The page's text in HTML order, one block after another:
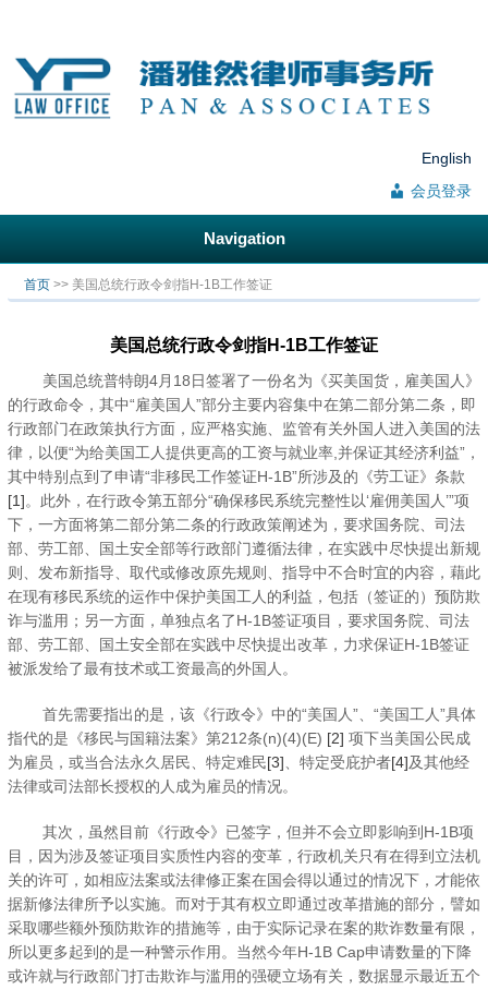
English
会员登录
Navigation
你在这里
首页 >> 美国总统行政令剑指H-1B工作签证
美国总统行政令剑指H-1B工作签证
美国总统普特朗4月18日签署了一份名为《买美国货，雇美国人》
的行政命令，其中“雇美国人”部分主要内容集中在第二部分第二条，即
行政部门在政策执行方面，应严格实施、监管有关外国人进入美国的法
律，以便“为给美国工人提供更高的工资与就业率,并保证其经济利益”，
其中特别点到了申请“非移民工作签证H-1B”所涉及的《劳工证》条款
[1]。此外，在行政令第五部分“确保移民系统完整性以‘雇佣美国人’”项
下，一方面将第二部分第二条的行政政策阐述为，要求国务院、司法
部、劳工部、国土安全部等行政部门遵循法律，在实践中尽快提出新规
则、发布新指导、取代或修改原先规则、指导中不合时宜的内容，藉此
在现有移民系统的运作中保护美国工人的利益，包括（签证的）预防欺
诈与滥用；另一方面，单独点名了H-1B签证项目，要求国务院、司法
部、劳工部、国土安全部在实践中尽快提出改革，力求保证H-1B签证
被派发给了最有技术或工资最高的外国人。
首先需要指出的是，该《行政令》中的“美国人”、“美国工人”具体
指代的是《移民与国籍法案》第212条(n)(4)(E) [2] 项下当美国公民成
为雇员，或当合法永久居民、特定难民[3] 、特定受庇护者[4]及其他经
法律或司法部长授权的人成为雇员的情况。
其次，虽然目前《行政令》已签字，但并不会立即影响到H-1B项
目，因为涉及签证项目实质性内容的变革，行政机关只有在得到立法机
关的许可，如相应法案或法律修正案在国会得以通过的情况下，才能依
据新修法律所予以实施。而对于其有权立即通过改革措施的部分，譬如
采取哪些额外预防欺诈的措施等，由于实际记录在案的欺诈数量有限，
所以更多起到的是一种警示作用。当然今年H-1B Cap申请数量的下降
或许就与行政部门打击欺诈与滥用的强硬立场有关，数据显示最近五个